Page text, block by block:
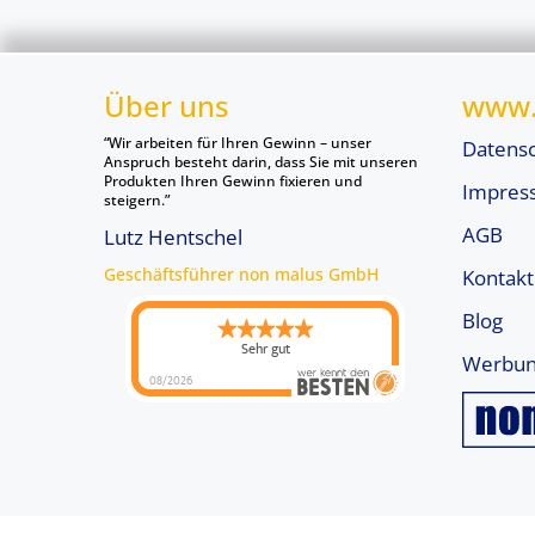
Über uns
“Wir arbeiten für Ihren Gewinn – unser
Anspruch besteht darin, dass Sie mit unseren
Produkten Ihren Gewinn fixieren und
steigern.”
Lutz Hentschel
Geschäftsführer non malus GmbH
Sehr gut
08/2026
AGB
Kontakt
Blog